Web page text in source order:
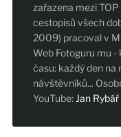
zařazena mezi
cestopisů všech
2009) pracoval v
Web Fotoguru mu -
času: každý den na
návštěvníků...
YouTube: Jan